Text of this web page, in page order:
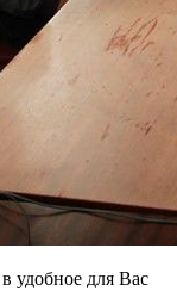
удобное для Вас